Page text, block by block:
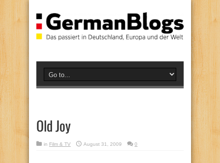
Old Joy
in Film & TV August 31, 2009 0